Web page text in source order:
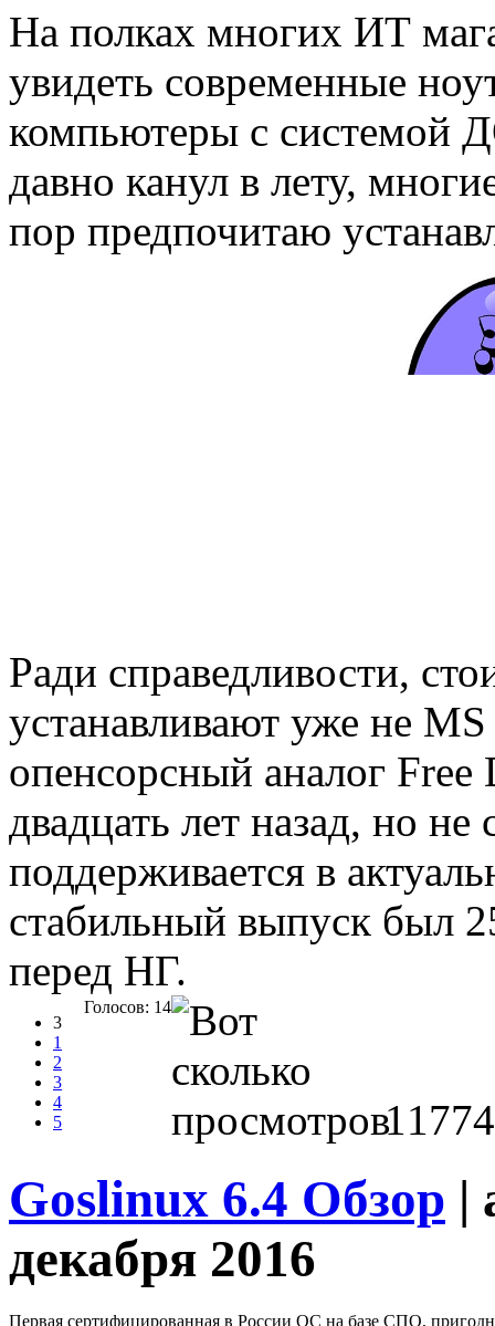
На полках многих ИТ
увидеть современные
компьютеры с системой
давно канул в лету,
пор предпочитаю
Ради справедливости,
устанавливают уже не
опенсорсный аналог
двадцать лет назад, но
поддерживается в
стабильный выпуск был
перед НГ.
3
1
2
3
4
5
Голосов: 14
Goslinux 6.4 Обзор |
декабря 2016
Первая сертифицированная в России ОС на базе СПО,